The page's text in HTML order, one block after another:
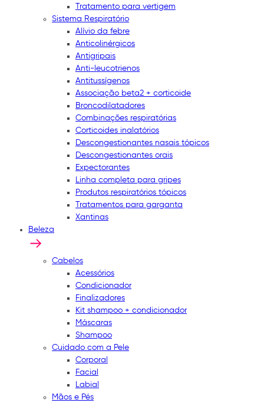
Tratamento para vertigem
Sistema Respiratório
Alívio da febre
Anticolinérgicos
Antigripais
Anti-leucotrienos
Antitussígenos
Associação beta2 + corticoide
Broncodilatadores
Combinações respiratórias
Corticoides inalatórios
Descongestionantes nasais tópicos
Descongestionantes orais
Expectorantes
Linha completa para gripes
Produtos respiratórios tópicos
Tratamentos para garganta
Xantinas
Beleza
Cabelos
Acessórios
Condicionador
Finalizadores
Kit shampoo + condicionador
Máscaras
Shampoo
Cuidado com a Pele
Corporal
Facial
Labial
Mãos e Pés